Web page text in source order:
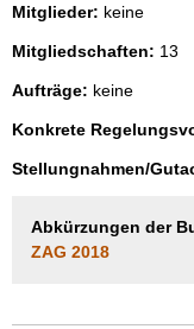
Mitglieder: keine
Mitgliedschaften: 13
Aufträge: keine
Konkrete
Stellungnahmen/
Abkürzungen der
ZAG 2018